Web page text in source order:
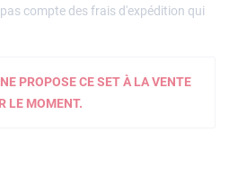
compte des frais d'expédition qui
PROPOSE CE SET À LA VENTE
LE MOMENT.